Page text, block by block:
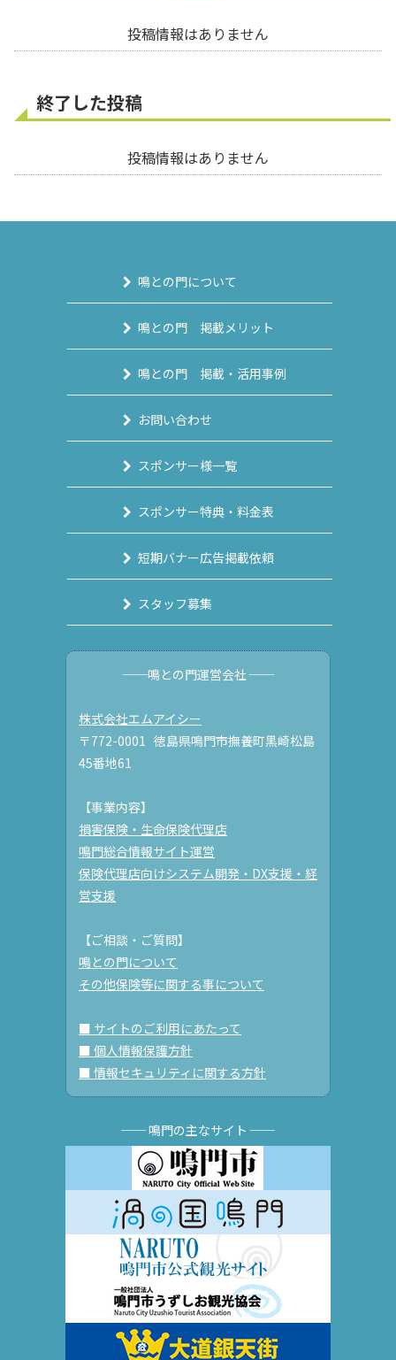
投稿情報はありません
終了した投稿
投稿情報はありません
鳴との門について
鳴との門 掲載メリット
鳴との門 掲載・活用事例
お問い合わせ
スポンサー様一覧
スポンサー特典・料金表
短期バナー広告掲載依頼
スタッフ募集
──鳴との門運営会社 ──
株式会社エムアイシー
〒772-0001 徳島県鳴門市撫養町黒崎松島
45番地61
【事業内容】
損害保険・生命保険代理店
鳴門総合情報サイト運営
保険代理店向けシステム開発・DX支援・経
営支援
【ご相談・ご質問】
鳴との門について
その他保険等に関する事について
■ サイトのご利用にあたって
■ 個人情報保護方針
■ 情報セキュリティに関する方針
── 鳴門の主なサイト ──